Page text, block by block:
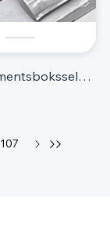
Abonnementsboksselskap
107